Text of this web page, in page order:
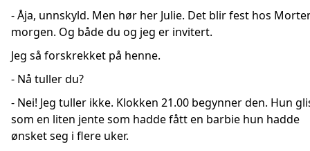
- Åja, unnskyld. Men hør her Julie. Det blir fest hos
morgen. Og både du og jeg er invitert.
Jeg så forskrekket på henne.
- Nå tuller du?
- Nei! Jeg tuller ikke. Klokken 21.00 begynner den. Hun
som en liten jente som hadde fått en barbie hun hadde
ønsket seg i flere uker.